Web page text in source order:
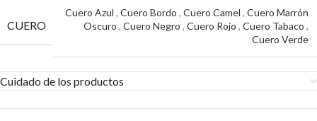
CUERO
Cuero Azul , Cuero Bordo , Cuero Camel , Cuero Marrón
Oscuro , Cuero Negro , Cuero Rojo , Cuero Tabaco ,
Cuero Verde
Cuidado de los productos